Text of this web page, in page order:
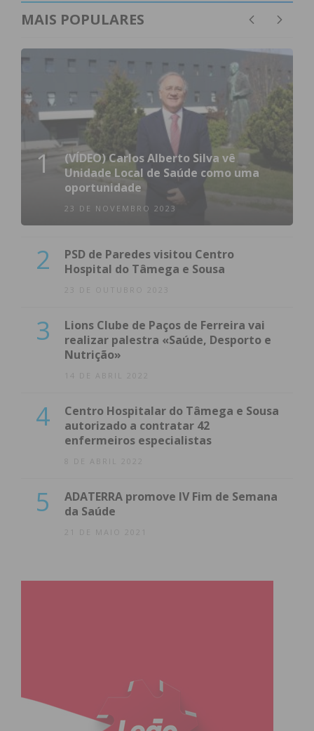
atualizada.
Eu li e concordo com os
termos e
condições
MAIS POPULARES
1
(VÍDEO) Carlos Alberto Silva vê
Unidade Local de Saúde como uma
oportunidade
23 DE NOVEMBRO 2023
2
PSD de Paredes visitou Centro
Hospital do Tâmega e Sousa
23 DE OUTUBRO 2023
3
Lions Clube de Paços de Ferreira vai
realizar palestra «Saúde, Desporto e
Nutrição»
14 DE ABRIL 2022
4
Centro Hospitalar do Tâmega e Sousa
autorizado a contratar 42
enfermeiros especialistas
8 DE ABRIL 2022
5
ADATERRA promove IV Fim de Semana
da Saúde
21 DE MAIO 2021